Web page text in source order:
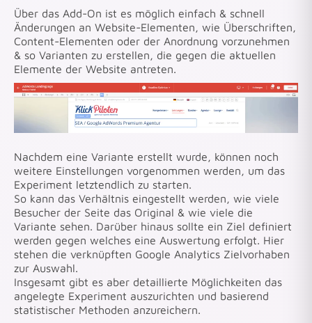
Über das Add-On ist es möglich einfach & schnell
Änderungen an Website-Elementen, wie Überschriften,
Content-Elementen oder der Anordnung vorzunehmen
& so Varianten zu erstellen, die gegen die aktuellen
Elemente der Website antreten.
Nachdem eine Variante erstellt wurde, können noch
weitere Einstellungen vorgenommen werden, um das
Experiment letztendlich zu starten.
So kann das Verhältnis eingestellt werden, wie viele
Besucher der Seite das Original & wie viele die
Variante sehen. Darüber hinaus sollte ein Ziel definiert
werden gegen welches eine Auswertung erfolgt. Hier
stehen die verknüpften Google Analytics Zielvorhaben
zur Auswahl.
Insgesamt gibt es aber detaillierte Möglichkeiten das
angelegte Experiment auszurichten und basierend
statistischer Methoden anzureichern.